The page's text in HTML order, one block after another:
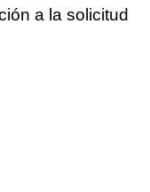
a la solicitud